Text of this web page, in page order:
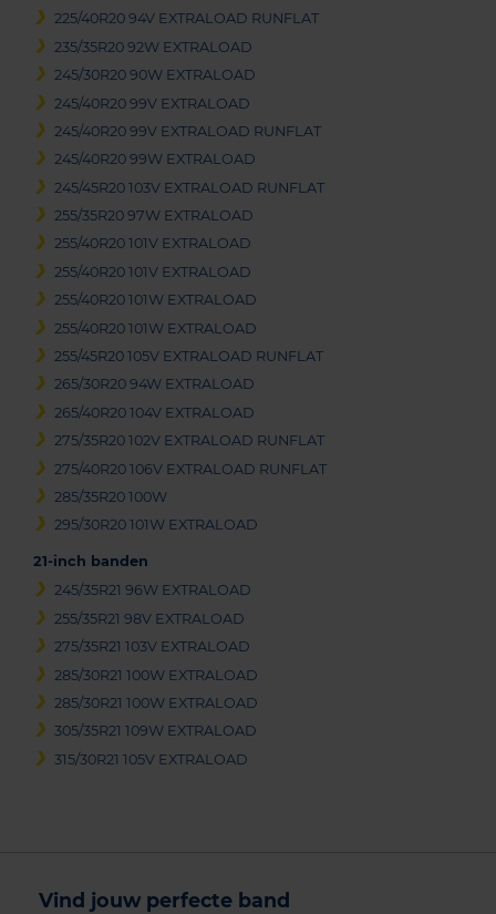
225/40R20 94V EXTRALOAD RUNFLAT
235/35R20 92W EXTRALOAD
245/30R20 90W EXTRALOAD
245/40R20 99V EXTRALOAD
245/40R20 99V EXTRALOAD RUNFLAT
245/40R20 99W EXTRALOAD
245/45R20 103V EXTRALOAD RUNFLAT
255/35R20 97W EXTRALOAD
255/40R20 101V EXTRALOAD
255/40R20 101V EXTRALOAD
255/40R20 101W EXTRALOAD
255/40R20 101W EXTRALOAD
255/45R20 105V EXTRALOAD RUNFLAT
265/30R20 94W EXTRALOAD
265/40R20 104V EXTRALOAD
275/35R20 102V EXTRALOAD RUNFLAT
275/40R20 106V EXTRALOAD RUNFLAT
285/35R20 100W
295/30R20 101W EXTRALOAD
21-inch banden
245/35R21 96W EXTRALOAD
255/35R21 98V EXTRALOAD
275/35R21 103V EXTRALOAD
285/30R21 100W EXTRALOAD
285/30R21 100W EXTRALOAD
305/35R21 109W EXTRALOAD
315/30R21 105V EXTRALOAD
Vind jouw perfecte band